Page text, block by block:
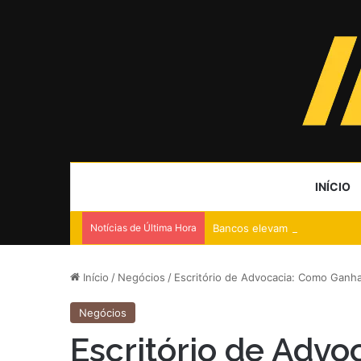
INÍCIO
Notícias de Última Hora Bancos elevam provisões e
Início / Negócios / Escritório de Advocacia: Como
Negócios
Escritório de